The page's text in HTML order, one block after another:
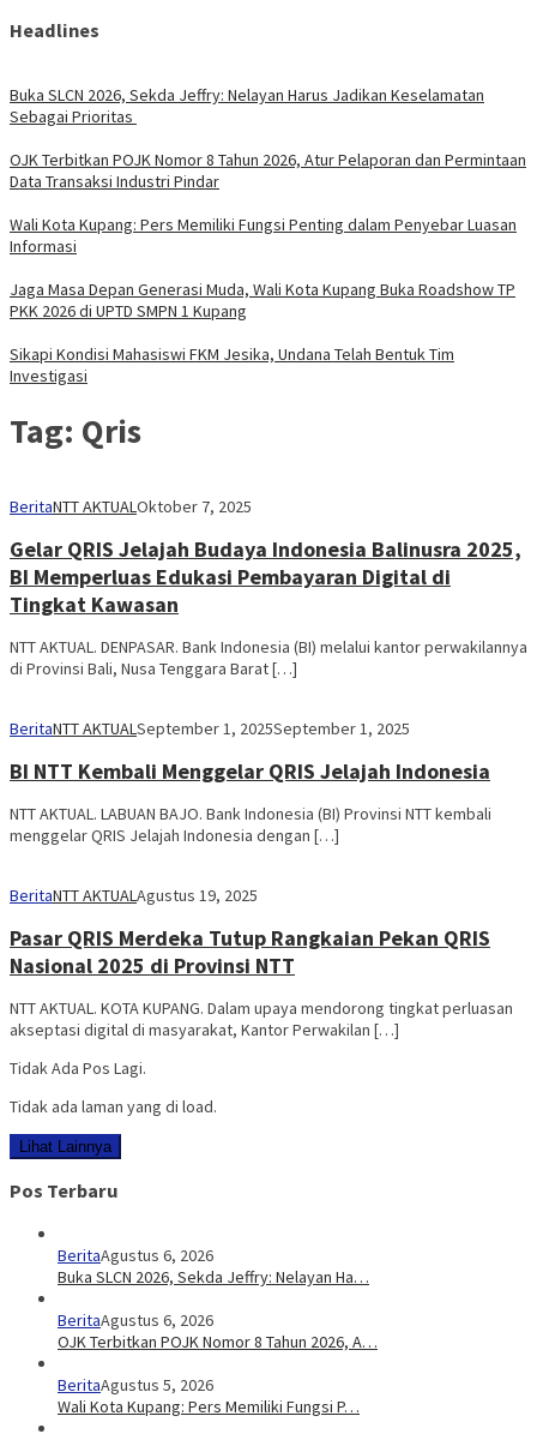
Headlines
Buka SLCN 2026, Sekda Jeffry: Nelayan Harus Jadikan Keselamatan
Sebagai Prioritas
OJK Terbitkan POJK Nomor 8 Tahun 2026, Atur Pelaporan dan Permintaan
Data Transaksi Industri Pindar
Wali Kota Kupang: Pers Memiliki Fungsi Penting dalam Penyebar Luasan
Informasi
Jaga Masa Depan Generasi Muda, Wali Kota Kupang Buka Roadshow TP
PKK 2026 di UPTD SMPN 1 Kupang
Sikapi Kondisi Mahasiswi FKM Jesika, Undana Telah Bentuk Tim
Investigasi
Tag: Qris
BeritaNTT AKTUALOktober 7, 2025
Gelar QRIS Jelajah Budaya Indonesia Balinusra 2025,
BI Memperluas Edukasi Pembayaran Digital di
Tingkat Kawasan
NTT AKTUAL. DENPASAR. Bank Indonesia (BI) melalui kantor perwakilannya
di Provinsi Bali, Nusa Tenggara Barat […]
BeritaNTT AKTUALSeptember 1, 2025September 1, 2025
BI NTT Kembali Menggelar QRIS Jelajah Indonesia
NTT AKTUAL. LABUAN BAJO. Bank Indonesia (BI) Provinsi NTT kembali
menggelar QRIS Jelajah Indonesia dengan […]
BeritaNTT AKTUALAgustus 19, 2025
Pasar QRIS Merdeka Tutup Rangkaian Pekan QRIS
Nasional 2025 di Provinsi NTT
NTT AKTUAL. KOTA KUPANG. Dalam upaya mendorong tingkat perluasan
akseptasi digital di masyarakat, Kantor Perwakilan […]
Tidak Ada Pos Lagi.
Tidak ada laman yang di load.
Lihat Lainnya
Pos Terbaru
BeritaAgustus 6, 2026
Buka SLCN 2026, Sekda Jeffry: Nelayan Ha…
BeritaAgustus 6, 2026
OJK Terbitkan POJK Nomor 8 Tahun 2026, A…
BeritaAgustus 5, 2026
Wali Kota Kupang: Pers Memiliki Fungsi P…